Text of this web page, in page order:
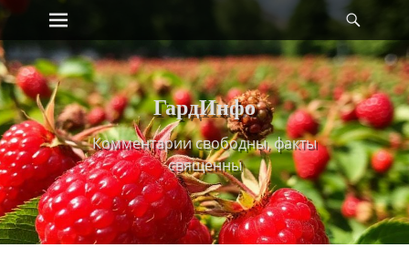
Skip
content
Primary Menu
ГардИнфо
Комментарии свободны, факты
священны